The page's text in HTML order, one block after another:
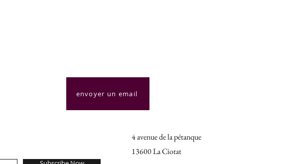
envoyer un email
4 avenue de la pétanque
13600 La Ciotat